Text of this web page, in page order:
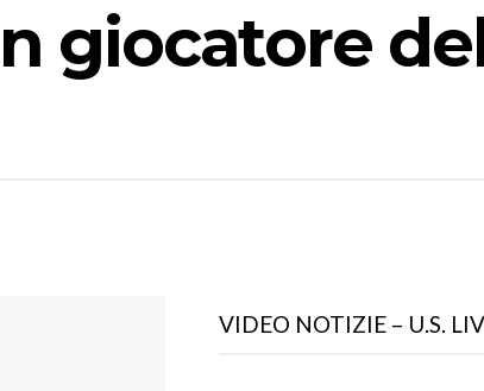
giocatore
VIDEO NOTIZIE – U.S.